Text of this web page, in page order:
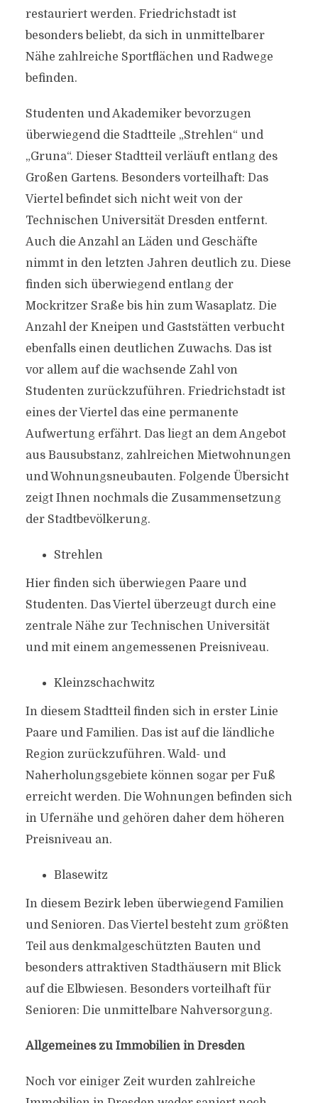
restauriert werden. Friedrichstadt ist
besonders beliebt, da sich in unmittelbarer
Nähe zahlreiche Sportflächen und Radwege
befinden.
Studenten und Akademiker bevorzugen
überwiegend die Stadtteile „Strehlen“ und
„Gruna“. Dieser Stadtteil verläuft entlang des
Großen Gartens. Besonders vorteilhaft: Das
Viertel befindet sich nicht weit von der
Technischen Universität Dresden entfernt.
Auch die Anzahl an Läden und Geschäfte
nimmt in den letzten Jahren deutlich zu. Diese
finden sich überwiegend entlang der
Mockritzer Sraße bis hin zum Wasaplatz. Die
Anzahl der Kneipen und Gaststätten verbucht
ebenfalls einen deutlichen Zuwachs. Das ist
vor allem auf die wachsende Zahl von
Studenten zurückzuführen. Friedrichstadt ist
eines der Viertel das eine permanente
Aufwertung erfährt. Das liegt an dem Angebot
aus Bausubstanz, zahlreichen Mietwohnungen
und Wohnungsneubauten. Folgende Übersicht
zeigt Ihnen nochmals die Zusammensetzung
der Stadtbevölkerung.
Strehlen
Hier finden sich überwiegen Paare und
Studenten. Das Viertel überzeugt durch eine
zentrale Nähe zur Technischen Universität
und mit einem angemessenen Preisniveau.
Kleinzschachwitz
In diesem Stadtteil finden sich in erster Linie
Paare und Familien. Das ist auf die ländliche
Region zurückzuführen. Wald- und
Naherholungsgebiete können sogar per Fuß
erreicht werden. Die Wohnungen befinden sich
in Ufernähe und gehören daher dem höheren
Preisniveau an.
Blasewitz
In diesem Bezirk leben überwiegend Familien
und Senioren. Das Viertel besteht zum größten
Teil aus denkmalgeschützten Bauten und
besonders attraktiven Stadthäusern mit Blick
auf die Elbwiesen. Besonders vorteilhaft für
Senioren: Die unmittelbare Nahversorgung.
Allgemeines zu Immobilien in Dresden
Noch vor einiger Zeit wurden zahlreiche